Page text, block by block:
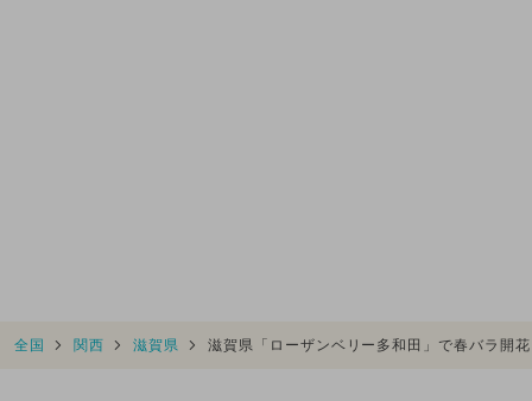
全国 関西 滋賀県 滋賀県「ローザンベリー多和田」で春バラ